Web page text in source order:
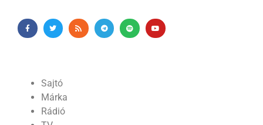
Sajtó
Márka
Rádió